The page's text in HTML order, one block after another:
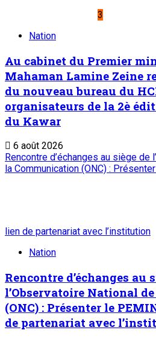
3
Nation
Au cabinet du Premier
Mahaman Lamine Zeine
du nouveau bureau du
organisateurs de la 2è
du Kawar
6 août 2026
Rencontre d’échanges au siège de
la Communication (ONC) :
lien de partenariat avec l’institution
Nation
Rencontre d’échanges au
l’Observatoire National
(ONC) : Présenter le
de partenariat avec